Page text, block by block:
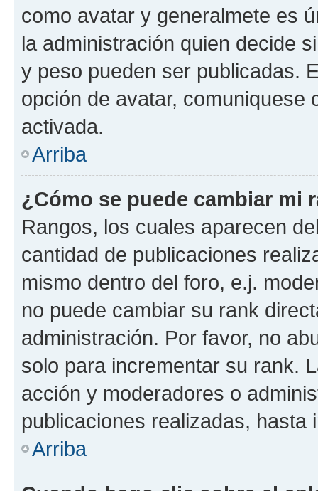
como avatar y generalmete es
la administración quien decide
y peso pueden ser publicadas.
opción de avatar, comuniquese
activada.
Arriba
¿Cómo se puede cambiar mi
Rangos, los cuales aparecen
cantidad de publicaciones
mismo dentro del foro, e.j.
no puede cambiar su rank
administración. Por favor, no
solo para incrementar su rank.
acción y moderadores o
publicaciones realizadas, hasta
Arriba